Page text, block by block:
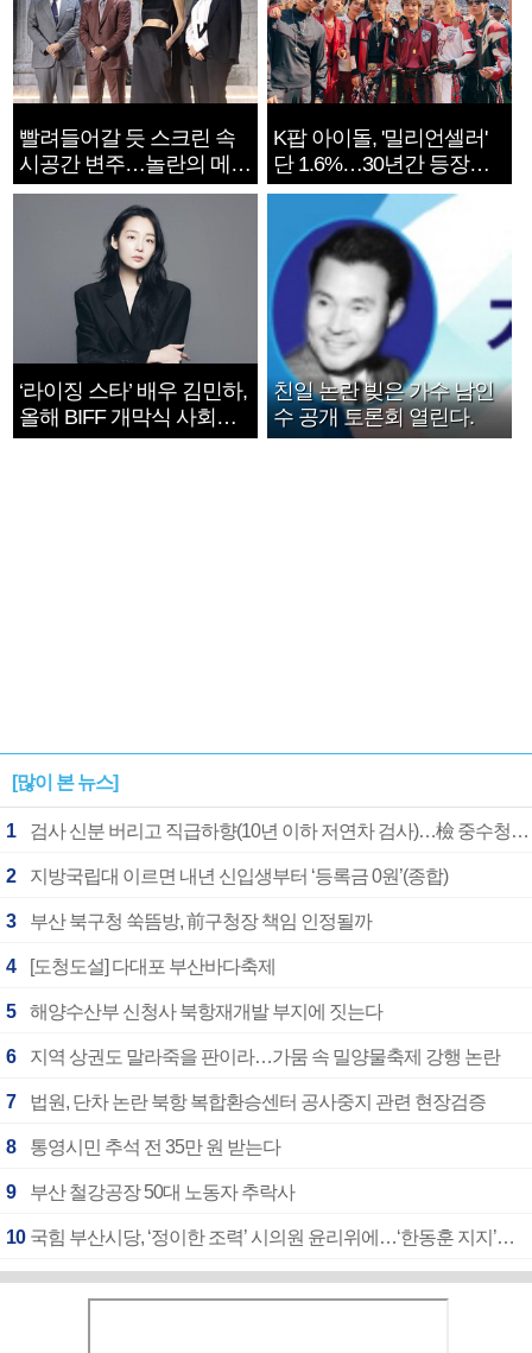
빨려들어갈 듯 스크린 속
시공간 변주…놀란의 메시
지는 ‘전쟁 속죄’
K팝 아이돌, '밀리언셀러'
단 1.6%…30년간 등장
1182개팀 전수조사
‘라이징 스타’ 배우 김민하,
올해 BIFF 개막식 사회자
확정
친일 논란 빚은 가수 남인
수 공개 토론회 열린다.
[많이 본 뉴스]
1 검사 신분 버리고 직급하향(10년 이하 저연차 검사)…檢 중수청행 기피
2 지방국립대 이르면 내년 신입생부터 ‘등록금 0원’(종합)
3 부산 북구청 쑥뜸방, 前구청장 책임 인정될까
4 [도청도설] 다대포 부산바다축제
5 해양수산부 신청사 북항재개발 부지에 짓는다
6 지역 상권도 말라죽을 판이라…가뭄 속 밀양물축제 강행 논란
7 법원, 단차 논란 북항 복합환승센터 공사중지 관련 현장검증
8 통영시민 추석 전 35만 원 받는다
9 부산 철강공장 50대 노동자 추락사
10 국힘 부산시당, ‘정이한 조력’ 시의원 윤리위에…‘한동훈 지지’도 신고접수